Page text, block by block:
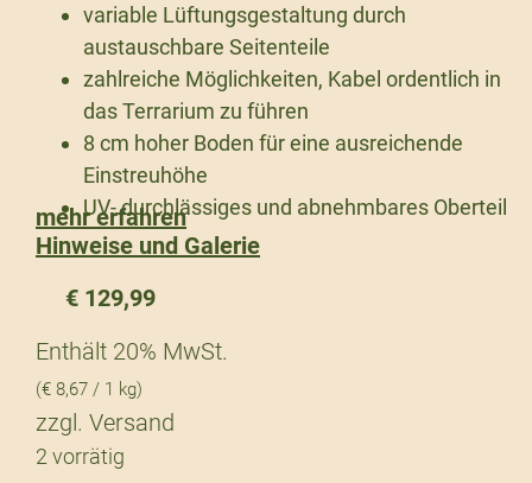
variable Lüftungsgestaltung durch
austauschbare Seitenteile
zahlreiche Möglichkeiten, Kabel ordentlich in
das Terrarium zu führen
8 cm hoher Boden für eine ausreichende
Einstreuhöhe
UV- durchlässiges und abnehmbares Oberteil
mehr erfahren
Hinweise und Galerie
€ 129,99
Enthält 20% MwSt.
(€ 8,67 / 1 kg)
zzgl. Versand
2 vorrätig